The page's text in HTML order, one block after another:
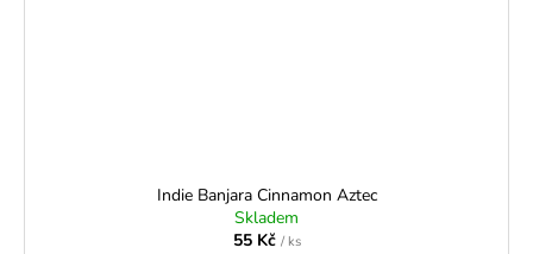
Indie Banjara Cinnamon Aztec
Skladem
55 Kč / ks